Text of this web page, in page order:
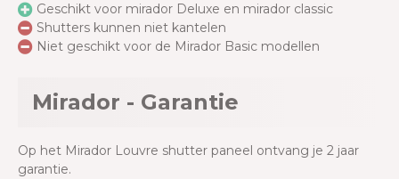
Geschikt voor mirador Deluxe en mirador classic
Shutters kunnen niet kantelen
Niet geschikt voor de Mirador Basic modellen
Mirador - Garantie
Op het Mirador Louvre shutter paneel ontvang je 2 jaar
garantie.